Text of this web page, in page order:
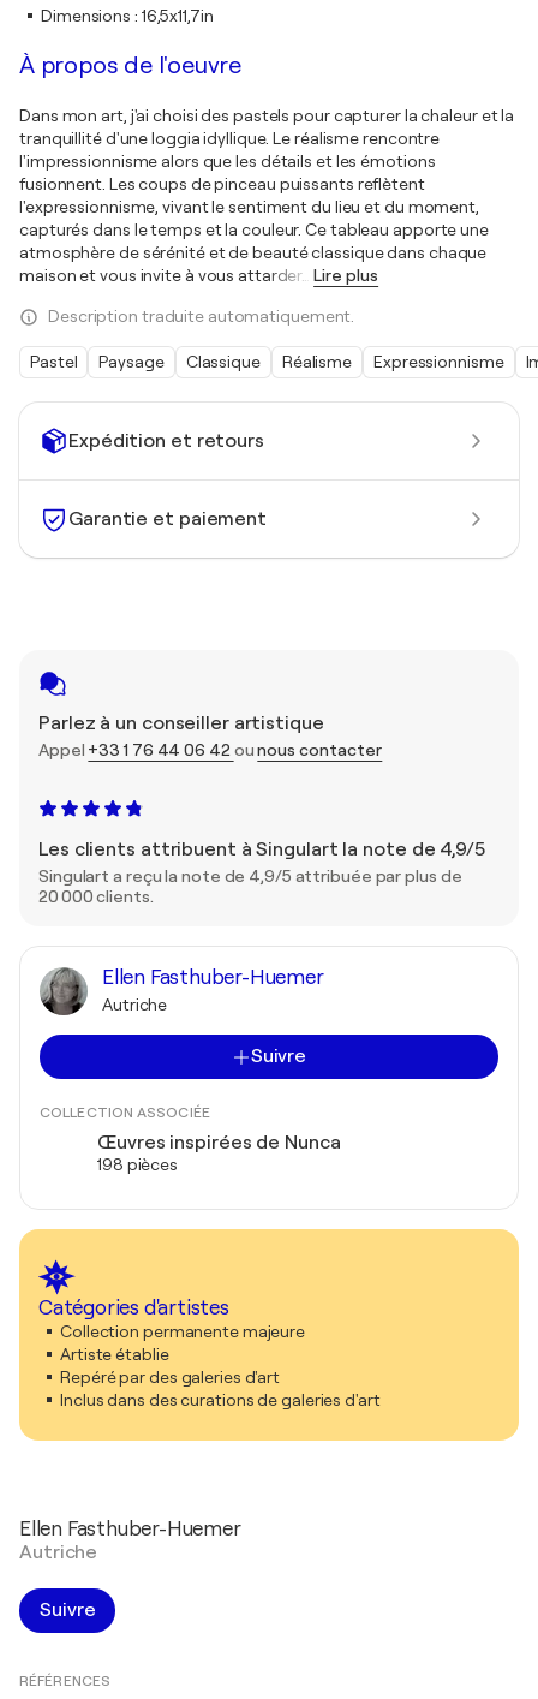
Expédition et retours
Garantie et paiement
Parlez à un conseiller artistique
Appel +33 1 76 44 06 42 ounous contacter
Les clients attribuent à Singulart la note de 4,9/5
Singulart a reçu la note de 4,9/5 attribuée par plus de
20 000 clients.
Ellen Fasthuber-Huemer
Autriche
Suivre
COLLECTION ASSOCIÉE
Œuvres inspirées de Nunca
198 pièces
Catégories d'artistes
Collection permanente majeure
Artiste établie
Repéré par des galeries d'art
Inclus dans des curations de galeries d'art
Dimensions : 16,5x11,7in
À propos de l'oeuvre
Dans mon art, j'ai choisi des pastels pour capturer la chaleur et la
tranquillité d'une loggia idyllique. Le réalisme rencontre
l'impressionnisme alors que les détails et les émotions
fusionnent. Les coups de pinceau puissants reflètent
l'expressionnisme, vivant le sentiment du lieu et du moment,
capturés dans le temps et la couleur. Ce tableau apporte une
atmosphère de sérénité et de beauté classique dans chaque
maison et vous invite à vous attarder… Lire plus
Description traduite automatiquement.
Pastel Paysage Classique Réalisme Expressionnisme
Ellen Fasthuber-Huemer
Autriche
Suivre
RÉFÉRENCES